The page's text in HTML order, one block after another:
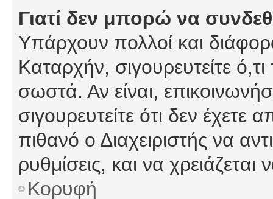
Γιατί δεν μπορώ να
Υπάρχουν πολλοί και
Καταρχήν, σιγουρευτείτε
σωστά. Αν είναι,
σιγουρευτείτε ότι δεν έχετε
πιθανό ο Διαχειριστής να
ρυθμίσεις, και να χρειάζεται
Κορυφή